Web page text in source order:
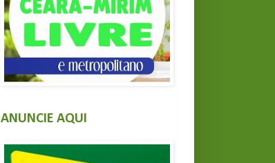
ANUNCIE AQUI